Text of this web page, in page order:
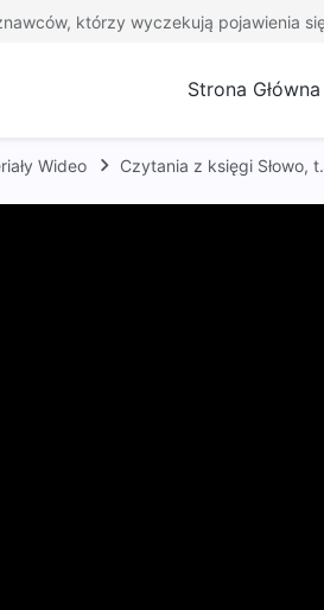
którzy wyczekują pojawienia
Strona Główna
Wideo Czytania z księgi Słowo,